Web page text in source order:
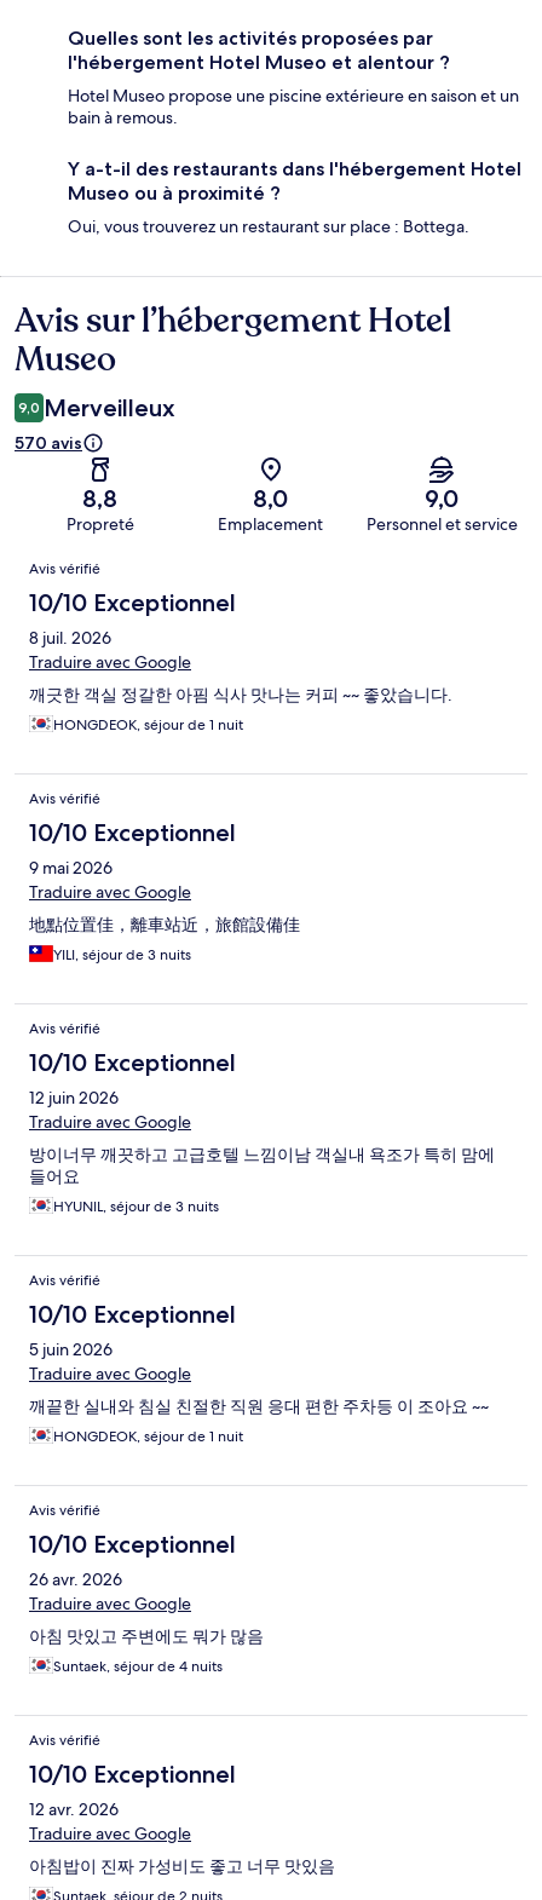
Quelles sont les activités proposées par
l'hébergement Hotel Museo et alentour ?
Hotel Museo propose une piscine extérieure en saison et un
bain à remous.
Y a-t-il des restaurants dans l'hébergement Hotel
Museo ou à proximité ?
Oui, vous trouverez un restaurant sur place : Bottega.
Avis
Avis sur l’hébergement Hotel
Museo
9,0 Merveilleux
570 avis
8,8
Propreté
8,0
Emplacement
9,0
Personnel et service
Avis
Avis vérifié
10/10 Exceptionnel
8 juil. 2026
Traduire avec Google
깨긋한 객실 정갈한 아핌 식사 맛나는 커피 ~~ 좋았습니다.
HONGDEOK, séjour de 1 nuit
Avis vérifié
10/10 Exceptionnel
9 mai 2026
Traduire avec Google
地點位置佳，離車站近，旅館設備佳
YILI, séjour de 3 nuits
Avis vérifié
10/10 Exceptionnel
12 juin 2026
Traduire avec Google
방이너무 깨끗하고 고급호텔 느낌이남 객실내 욕조가 특히 맘에
들어요
HYUNIL, séjour de 3 nuits
Avis vérifié
10/10 Exceptionnel
5 juin 2026
Traduire avec Google
깨끝한 실내와 침실 친절한 직원 응대 편한 주차등 이 조아요 ~~
HONGDEOK, séjour de 1 nuit
Avis vérifié
10/10 Exceptionnel
26 avr. 2026
Traduire avec Google
아침 맛있고 주변에도 뭐가 많음
Suntaek, séjour de 4 nuits
Avis vérifié
10/10 Exceptionnel
12 avr. 2026
Traduire avec Google
아침밥이 진짜 가성비도 좋고 너무 맛있음